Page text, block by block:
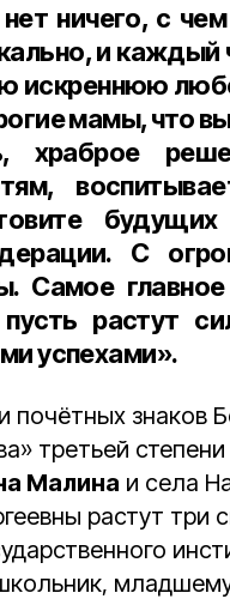
ничего, с
и
искреннюю
мамы, что
храброе
С
Самое
растут
успехами».
почётных знаков
третьей
Малина и села
растут три